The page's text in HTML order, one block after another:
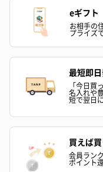
eギフト
お相手の
プライズ
最短即
「今日買
名入れや
短で翌日
買えば
会員ラン
ポイント